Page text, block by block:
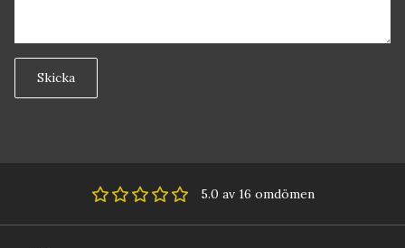
Skicka
5.0 av 16 omdömen